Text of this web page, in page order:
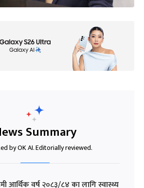
Summary
by OK AI. Editorially reviewed.
आर्थिक वर्ष २०८३/८४ का लागि स्वास्थ्य